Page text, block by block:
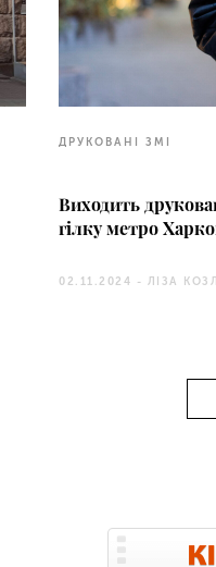
ДРУКОВАНІ ЗМІ
Виходить
гілку метро
02.11.2024 - ЛІЗА